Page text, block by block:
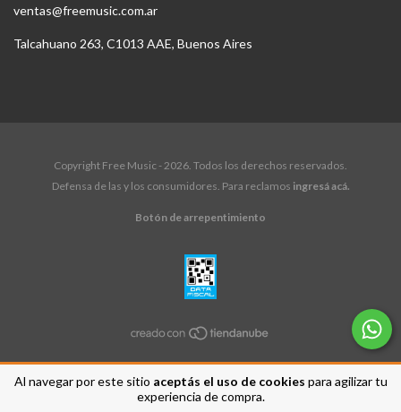
Al navegar por este sitio aceptás el uso de cookies para agilizar tu
experiencia de compra.
ventas@freemusic.com.ar
Talcahuano 263, C1013 AAE, Buenos Aires
Copyright Free Music - 2026. Todos los derechos reservados.
Defensa de las y los consumidores. Para reclamos ingresá acá.
Botón de arrepentimiento